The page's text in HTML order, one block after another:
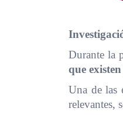
Durante la
que
Una de las
relevantes,